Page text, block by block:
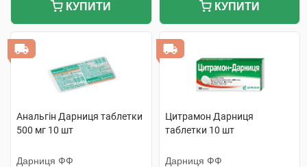
КУПИТИ КУПИТИ
Анальгін Дарниця таблетки
500 мг 10 шт
Дарниця ФФ
Цитрамон Дарниця
таблетки 10 шт
Дарниця ФФ